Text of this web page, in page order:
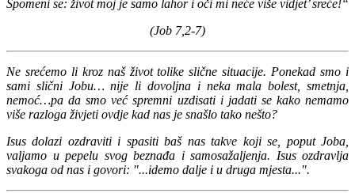
Spomeni se: život moj je samo lahor i oči mi neće više vidjet’ sreće!“
(Job 7,2-7)
Ne srećemo li kroz naš život tolike slične situacije. Ponekad smo i
sami slični Jobu… nije li dovoljna i neka mala bolest, smetnja,
nemoć…pa da smo već spremni uzdisati i jadati se kako nemamo
više razloga živjeti ovdje kad nas je snašlo tako nešto?
Isus dolazi ozdraviti i spasiti baš nas takve koji se, poput Joba,
valjamo u pepelu svog beznađa i samosažaljenja. Isus ozdravlja
svakoga od nas i govori: "...idemo dalje i u druga mjesta...".